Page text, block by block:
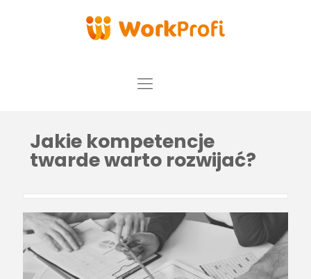
Jakie kompetencje
twarde warto rozwijać?